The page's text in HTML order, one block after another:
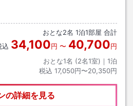
おとな2名 1泊1部屋 合計
込 34,100円 〜 40,700円
おとな1名 (2名1室)｜ 1泊
税込 17,050円〜20,350円
の詳細を見る